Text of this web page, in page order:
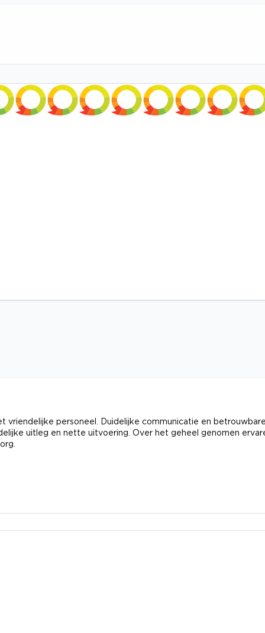
personeel. Duidelijke communicatie en
uitleg en nette uitvoering. Over het geheel genomen